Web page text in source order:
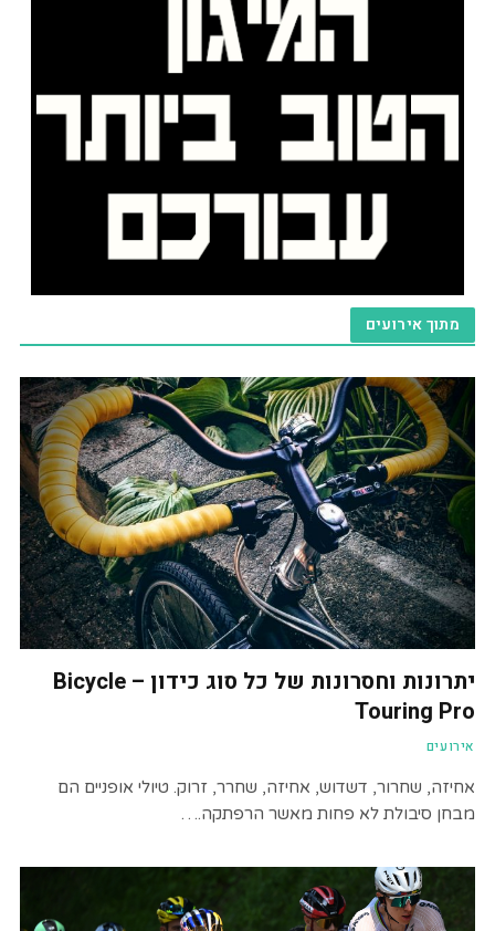
מתוך אירועים
יתרונות וחסרונות של כל סוג כידון – Bicycle
Touring Pro
אירועים
אחיזה, שחרור, דשדוש, אחיזה, שחרר, זרוק. טיולי אופניים הם
מבחן סיבולת לא פחות מאשר הרפתקה.…